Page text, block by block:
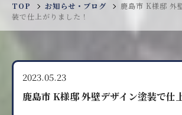
TOP お知らせ・ブログ
鹿島市 K様邸 外
装で仕上がりました！
2023.05.23
鹿島市 K様邸 外壁デザイン塗装で仕